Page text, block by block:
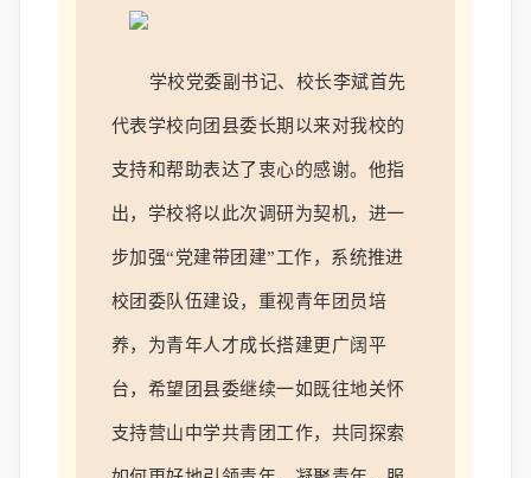
学校党委副书记、校长李斌首先
代表学校向团县委长期以来对我校的
支持和帮助表达了衷心的感谢。他指
出，学校将以此次调研为契机， 进一
步加强“党建带团建”工作， 系统推进
校团委队伍建设， 重视青年团员培
养， 为青年人才成长搭建更广阔平
台，希望团县委继续一如既往地关怀
支持营山中学共青团工作，共同探索